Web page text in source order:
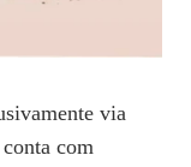
via
com